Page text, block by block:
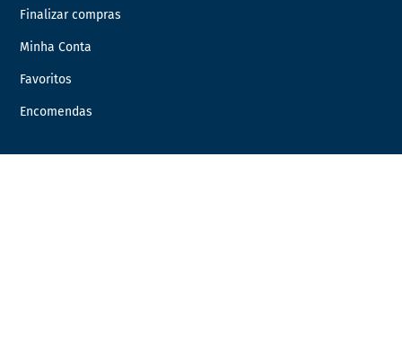
Finalizar compras
Minha Conta
Favoritos
Encomendas